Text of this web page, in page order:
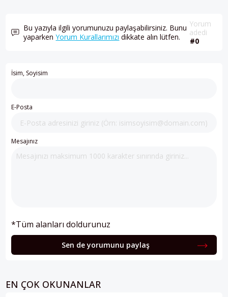
Bu yazıyla ilgili yorumunuzu paylaşabilirsiniz. Bunu
yaparkenYorum Kurallarımızı dikkate alın lütfen.
Yorum
adedi
#0
İsim, Soyisim
E-Posta
Mesajınız
*Tüm alanları doldurunuz
Sen de yorumunu paylaş
EN ÇOK OKUNANLAR